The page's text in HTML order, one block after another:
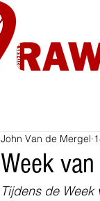
Week
John Van de Mergel
Tijdens de